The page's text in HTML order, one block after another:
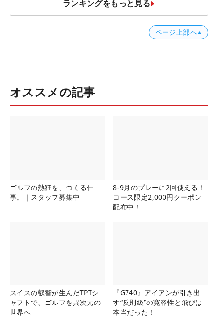
ランキングをもっと見る
ページ上部へ
オススメの記事
ゴルフの熱狂を、つくる仕
事。｜スタッフ募集中
8-9月のプレーに2回使える！
コース限定2,000円クーポン
配布中！
スイスの叡智が生んだTPTシ
ャフトで、ゴルフを異次元の
世界へ
『G740』アイアンが引き出
す“反則級”の寛容性と飛びは
本当だった！